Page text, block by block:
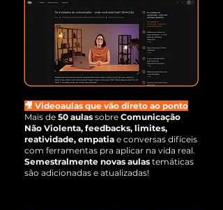
🎥 Videoaulas que vão direto ao ponto
Mais de 50 aulas sobre Comunicação
Não Violenta, feedbacks, limites,
reatividade, empatia e conversas difíceis
com ferramentas pra aplicar na vida real.
Semestralmente novas aulas temáticas
são adicionadas e atualizadas!